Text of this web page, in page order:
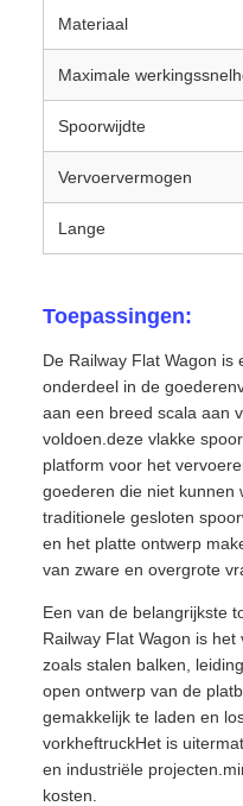
Materiaal
Maximale
Spoorwijdte
Vervoervermogen
Lange
Toepassingen:
De Railway Flat Wagon is
onderdeel in de
aan een breed scala aan
voldoen.deze vlakke
platform voor het
goederen die niet kunnen
traditionele gesloten
en het platte ontwerp
van zware en overgrote
Een van de belangrijkste
Railway Flat Wagon is
zoals stalen balken,
open ontwerp van de
gemakkelijk te laden en
vorkheftruckHet is
en industriële
kosten.